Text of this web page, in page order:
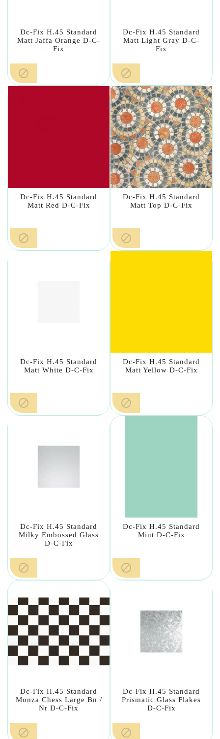
Dc-Fix H.45 Standard
Matt Jaffa Orange D-C-
Fix

Dc-Fix H.45 Standard
Matt Light Gray D-C-
Fix

Dc-Fix H.45 Standard
Matt Red D-C-Fix

Dc-Fix H.45 Standard
Matt Top D-C-Fix

Dc-Fix H.45 Standard
Matt White D-C-Fix

Dc-Fix H.45 Standard
Matt Yellow D-C-Fix

Dc-Fix H.45 Standard
Milky Embossed Glass
D-C-Fix

Dc-Fix H.45 Standard
Mint D-C-Fix

Dc-Fix H.45 Standard
Monza Chess Large Bn /
Nr D-C-Fix

Dc-Fix H.45 Standard
Prismatic Glass Flakes
D-C-Fix
